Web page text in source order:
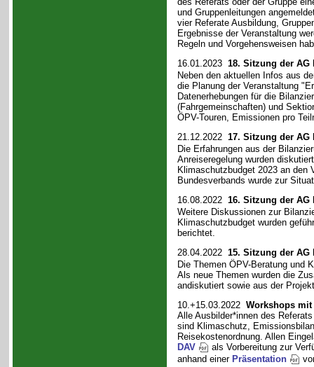
und Gruppenleitungen
vier Referate Ausbildung,
Ergebnisse der Veranstaltung
Regeln und Vorgehensweisen
16.01.2023 18. Sitzung der AG
Neben den aktuellen Infos aus
die Planung der Veranstaltung
Datenerhebungen für die
(Fahrgemeinschaften) und
ÖPV-Touren, Emissionen pro
21.12.2022 17. Sitzung der AG
Die Erfahrungen aus der
Anreiseregelung wurden
Klimaschutzbudget 2023 an den
Bundesverbands wurde zur
16.08.2022 16. Sitzung der AG
Weitere Diskussionen zur
Klimaschutzbudget wurden
berichtet.
28.04.2022 15. Sitzung der AG
Die Themen ÖPV-Beratung und
Als neue Themen wurden die
andiskutiert sowie aus der
10.+15.03.2022 Workshops
Alle Ausbilder*innen des
sind Klimaschutz,
Reisekostenordnung. Allen
DAV
als Vorbereitung zur
anhand einer Präsentation